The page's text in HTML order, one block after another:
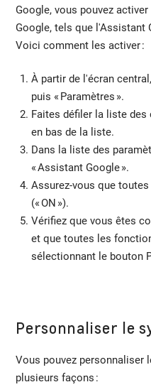
Google, vous pouvez
Google, tels que l'Assistant
Voici comment les activer :
À partir de l'écran
puis « Paramètres ».
Faites défiler la liste des
en bas de la liste.
Dans la liste des
« Assistant Google ».
Assurez-vous que
(« ON »).
Vérifiez que vous êtes
et que toutes les
sélectionnant le bouton
Personnaliser le
Vous pouvez personnaliser
plusieurs façons :